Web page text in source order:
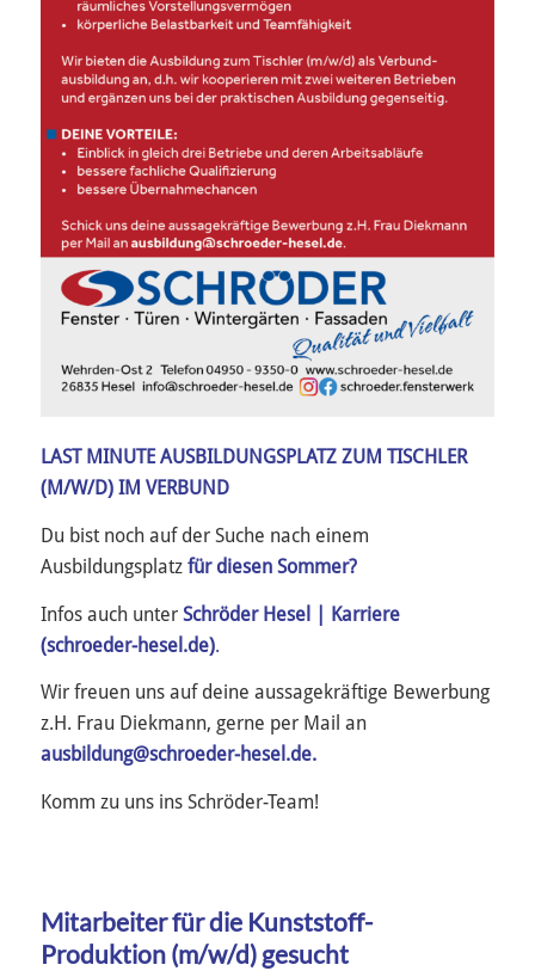
LAST MINUTE AUSBILDUNGSPLATZ ZUM TISCHLER
(M/W/D) IM VERBUND
Du bist noch auf der Suche nach einem
Ausbildungsplatz für diesen Sommer?
Infos auch unter Schröder Hesel | Karriere
(schroeder-hesel.de).
Wir freuen uns auf deine aussagekräftige Bewerbung
z.H. Frau Diekmann, gerne per Mail an
ausbildung@schroeder-hesel.de.
Komm zu uns ins Schröder-Team!
Mitarbeiter für die Kunststoff-
Produktion (m/w/d) gesucht